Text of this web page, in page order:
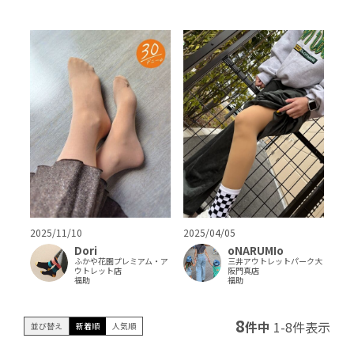
2025/11/10
Dori
ふかや花園プレミアム・ア
ウトレット店
福助
2025/04/05
oNARUMIo
三井アウトレットパーク大
阪門真店
福助
並び替え 新着順 人気順 8件中 1-8件表示